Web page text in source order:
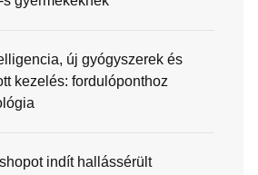
új gyógyszerek és
kezelés: fordulóponthoz
indít hallássérült